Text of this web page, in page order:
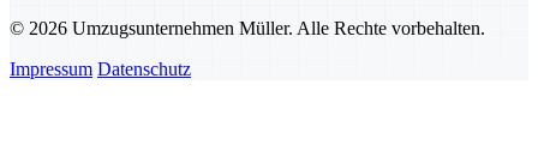
© 2026 Umzugsunternehmen Müller. Alle Rechte vorbehalten.
Impressum Datenschutz